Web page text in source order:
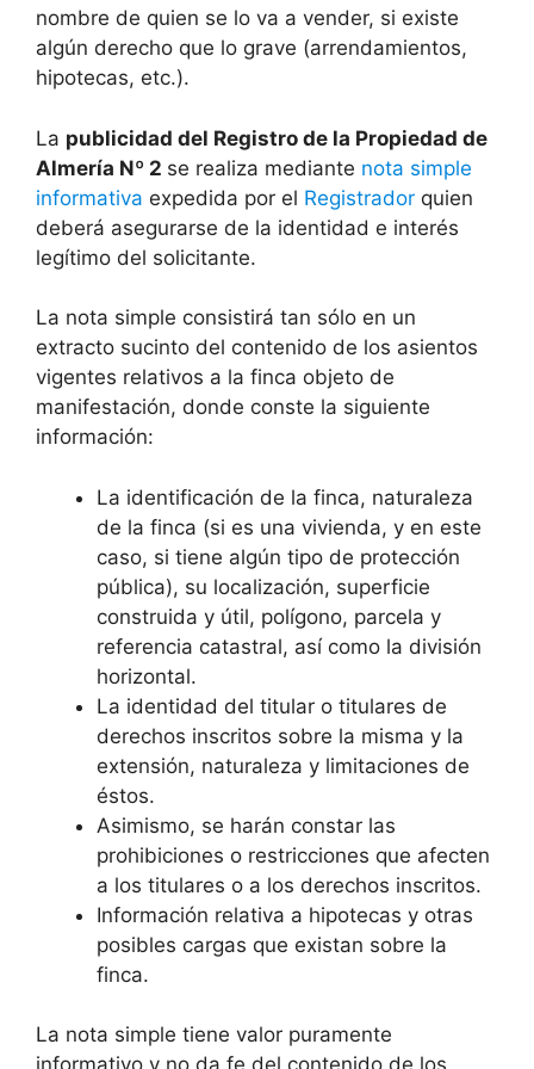
nombre de quien se lo va a vender, si existe
algún derecho que lo grave (arrendamientos,
hipotecas, etc.).
La publicidad del Registro de la Propiedad de
Almería Nº 2 se realiza mediante nota simple
informativa expedida por el Registrador quien
deberá asegurarse de la identidad e interés
legítimo del solicitante.
La nota simple consistirá tan sólo en un
extracto sucinto del contenido de los asientos
vigentes relativos a la finca objeto de
manifestación, donde conste la siguiente
información:
La identificación de la finca, naturaleza
de la finca (si es una vivienda, y en este
caso, si tiene algún tipo de protección
pública), su localización, superficie
construida y útil, polígono, parcela y
referencia catastral, así como la división
horizontal.
La identidad del titular o titulares de
derechos inscritos sobre la misma y la
extensión, naturaleza y limitaciones de
éstos.
Asimismo, se harán constar las
prohibiciones o restricciones que afecten
a los titulares o a los derechos inscritos.
Información relativa a hipotecas y otras
posibles cargas que existan sobre la
finca.
La nota simple tiene valor puramente